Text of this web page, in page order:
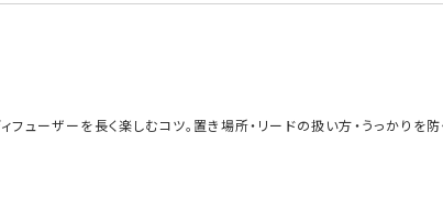
フューザーを長く楽しむコツ。置き場所・リードの扱い方・うっかりを